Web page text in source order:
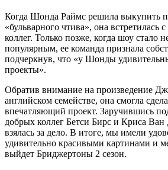
Когда Шонда Раймс решила выкупить
«бульварного чтива», она встретилась
коллег. Только позже, когда шоу стало
популярным, ее команда признала
подчеркнув, что «у Шонды
проекты».
Обратив внимание на произведение
английском семействе, она смогла
впечатляющий проект. Заручившись
добрых коллег Бетси Бирс и Криса Ван
взялась за дело. В итоге, мы имели
удивительно красивыми картинами и
выйдет Бриджертоны 2 сезон.